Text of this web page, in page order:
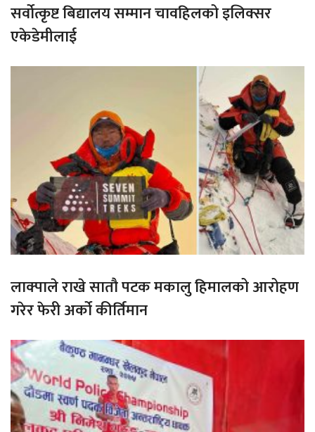
सर्वोत्कृष्ट बिद्यालय सम्मान चावहिलको इलिक्सर
एकेडेमीलाई
लाक्पाले राखे सातौ पटक मकालु हिमालको आरोहण
गरेर फेरी अर्को कीर्तिमान